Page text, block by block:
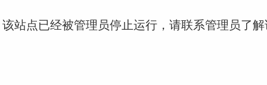
站点已经被管理员停止运行，请联系管理员了